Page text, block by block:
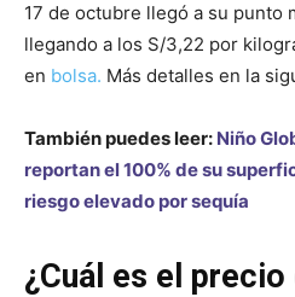
17 de octubre llegó a su punto
llegando a los S/3,22 por
en bolsa. Más detalles en la
También puedes leer: Niño
reportan el 100% de su
riesgo elevado por sequía
¿Cuál es el